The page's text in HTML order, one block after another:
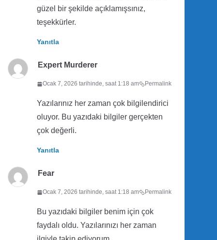
güzel bir şekilde açıklamışsınız,
teşekkürler.
Yanıtla
Expert Murderer
Ocak 7, 2026 tarihinde, saat 1:18 am Permalink
Yazılarınız her zaman çok bilgilendirici
oluyor. Bu yazıdaki bilgiler gerçekten
çok değerli.
Yanıtla
Fear
Ocak 7, 2026 tarihinde, saat 1:18 am Permalink
Bu yazıdaki bilgiler benim için çok
faydalı oldu. Yazılarınızı her zaman